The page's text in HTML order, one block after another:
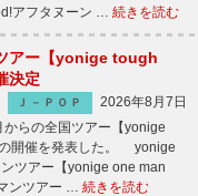
アフタヌーン … 続きを読む
アー【yonige tough
決定
Ｊ－ＰＯＰ
2026年8月7日
らの全国ツアー【yonige
開催を発表した。 yonige
ツアー【yonige one man
ンツアー … 続きを読む